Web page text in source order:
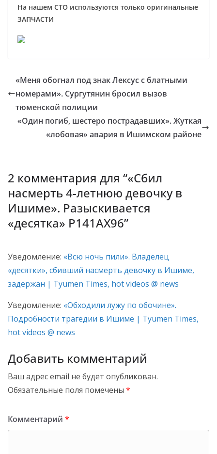
На нашем СТО используются только оригинальные
ЗАПЧАСТИ
«Меня обогнал под знак Лексус с блатными
номерами». Сургутянин бросил вызов
тюменской полиции
«Один погиб, шестеро пострадавших». Жуткая
«лобовая» авария в Ишимском районе
2 комментария для “«Сбил
насмерть 4-летнюю девочку в
Ишиме». Разыскивается
«десятка» Р141АХ96”
Уведомление: «Всю ночь пили». Владелец
«десятки», сбивший насмерть девочку в Ишиме,
задержан | Tyumen Times, hot videos @ news
Уведомление: «Обходили лужу по обочине».
Подробности трагедии в Ишиме | Tyumen Times,
hot videos @ news
Добавить комментарий
Ваш адрес email не будет опубликован.
Обязательные поля помечены *
Комментарий *